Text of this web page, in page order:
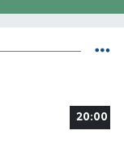
20:00